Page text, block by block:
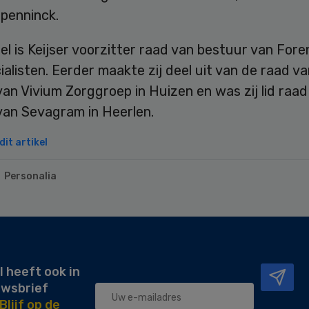
is Keijser voorzitter raad van bestuur van
Eerder maakte zij deel uit van de raad
Vivium Zorggroep in Huizen en was zij lid
Sevagram in Heerlen.
artikel
Personalia
heeft ook in
Blijf op de